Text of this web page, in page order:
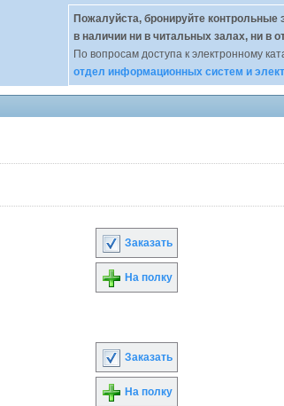
Пожалуйста, бронируйте контрольные
в наличии ни в читальных залах, ни в
По вопросам доступа к электронному
отдел информационных систем и
Заказать
На полку
Заказать
На полку